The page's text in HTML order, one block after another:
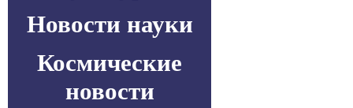
Новости науки
Космические
новости